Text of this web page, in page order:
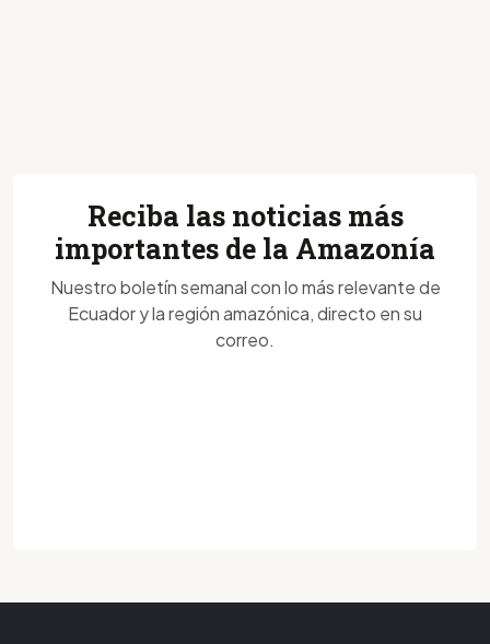
Reciba las noticias más
importantes de la Amazonía
Nuestro boletín semanal con lo más relevante de
Ecuador y la región amazónica, directo en su
correo.